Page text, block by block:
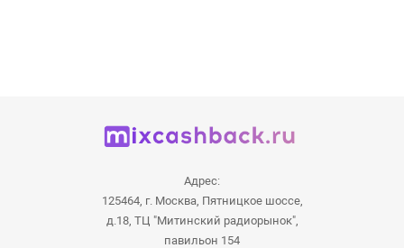
Адрес:
125464, г. Москва, Пятницкое шоссе,
д.18, ТЦ "Митинский радиорынок",
павильон 154